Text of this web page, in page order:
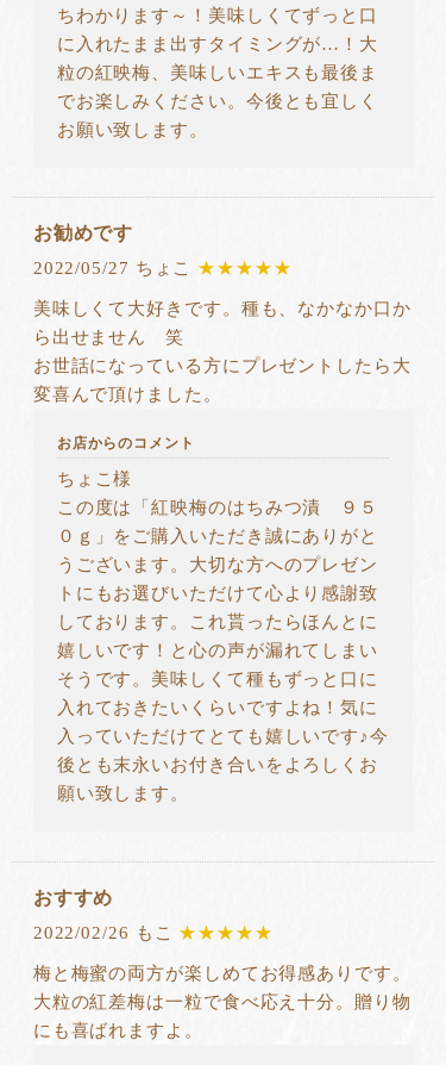
ちわかります～！美味しくてずっと口
に入れたまま出すタイミングが…！大
粒の紅映梅、美味しいエキスも最後ま
でお楽しみください。今後とも宜しく
お願い致します。
お勧めです
2022/05/27 ちょこ ★★★★★
美味しくて大好きです。種も、なかなか口か
ら出せません 笑
お世話になっている方にプレゼントしたら大
変喜んで頂けました。
お店からのコメント
ちょこ様
この度は「紅映梅のはちみつ漬 ９５
０ｇ」をご購入いただき誠にありがと
うございます。大切な方へのプレゼン
トにもお選びいただけて心より感謝致
しております。これ貰ったらほんとに
嬉しいです！と心の声が漏れてしまい
そうです。美味しくて種もずっと口に
入れておきたいくらいですよね！気に
入っていただけてとても嬉しいです♪今
後とも末永いお付き合いをよろしくお
願い致します。
おすすめ
2022/02/26 もこ ★★★★★
梅と梅蜜の両方が楽しめてお得感ありです。
大粒の紅差梅は一粒で食べ応え十分。贈り物
にも喜ばれますよ。